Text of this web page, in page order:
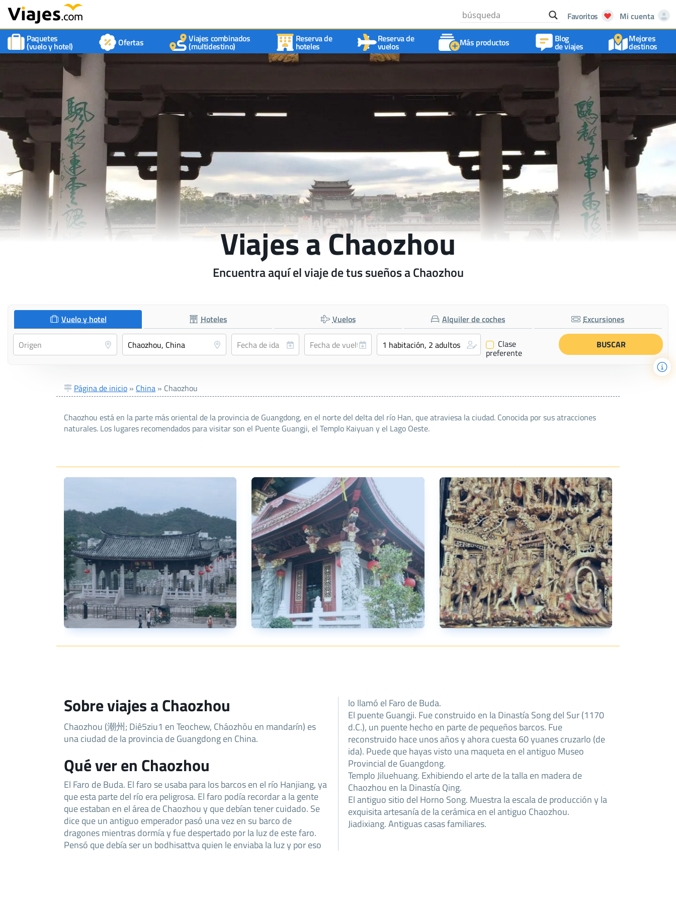
Favoritos
Mi cuenta
Paquetes
(vuelo y hotel) Ofertas Viajes combinados
(multidestino)
Reserva de
hoteles
Reserva de
vuelos Más productos Blog
de viajes
Mejores
destinos
Viajes a Chaozhou
Encuentra aquí el viaje de tus sueños a Chaozhou
Vuelo y hotel Hoteles Vuelos Alquiler de coches Excursiones
✔ Clase
preferente
Página de inicio » China » Chaozhou
Chaozhou está en la parte más oriental de la provincia de Guangdong, en el norte del delta del río Han, que atraviesa la ciudad. Conocida por sus atracciones
naturales. Los lugares recomendados para visitar son el Puente Guangji, el Templo Kaiyuan y el Lago Oeste.
Sobre viajes a Chaozhou
Chaozhou (潮州; Diê5ziu1 en Teochew, Cháozhōu en mandarín) es
una ciudad de la provincia de Guangdong en China.
Qué ver en Chaozhou
El Faro de Buda. El faro se usaba para los barcos en el río Hanjiang, ya
que esta parte del río era peligrosa. El faro podía recordar a la gente
que estaban en el área de Chaozhou y que debían tener cuidado. Se
dice que un antiguo emperador pasó una vez en su barco de
dragones mientras dormía y fue despertado por la luz de este faro.
Pensó que debía ser un bodhisattva quien le enviaba la luz y por eso
lo llamó el Faro de Buda.
El puente Guangji. Fue construido en la Dinastía Song del Sur (1170
d.C.), un puente hecho en parte de pequeños barcos. Fue
reconstruido hace unos años y ahora cuesta 60 yuanes cruzarlo (de
ida). Puede que hayas visto una maqueta en el antiguo Museo
Provincial de Guangdong.
Templo Jiluehuang. Exhibiendo el arte de la talla en madera de
Chaozhou en la Dinastía Qing.
El antiguo sitio del Horno Song. Muestra la escala de producción y la
exquisita artesanía de la cerámica en el antiguo Chaozhou.
Jiadixiang. Antiguas casas familiares.